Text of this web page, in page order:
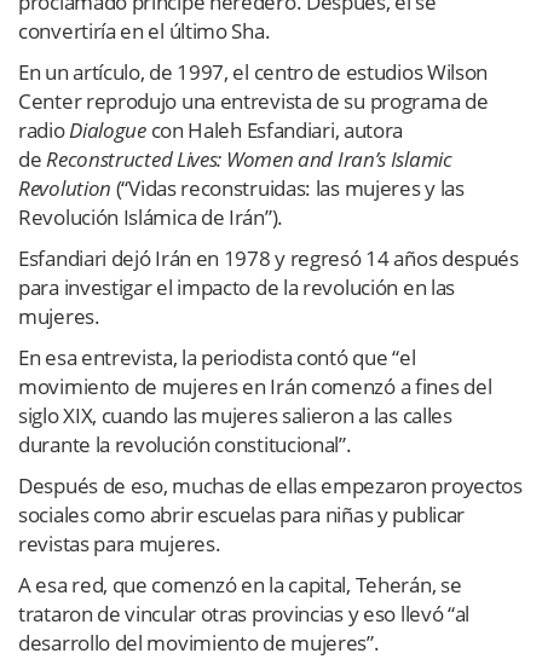
convertiría en el último Sha.
En un artículo, de 1997, el centro de estudios Wilson
Center reprodujo una entrevista de su programa de
radioDialogue con Haleh Esfandiari, autora
deReconstructed Lives: Women and Iran’s Islamic
Revolution (“Vidas reconstruidas: las mujeres y las
Revolución Islámica de Irán”).
Esfandiari dejó Irán en 1978 y regresó 14 años después
para investigar el impacto de la revolución en las
mujeres.
En esa entrevista, la periodista contó que “el
movimiento de mujeres en Irán comenzó a fines del
siglo XIX, cuando las mujeres salieron a las calles
durante la revolución constitucional”.
Después de eso, muchas de ellas empezaron proyectos
sociales como abrir escuelas para niñas y publicar
revistas para mujeres.
A esa red, que comenzó en la capital, Teherán, se
trataron de vincular otras provincias y eso llevó “al
desarrollo del movimiento de mujeres”.